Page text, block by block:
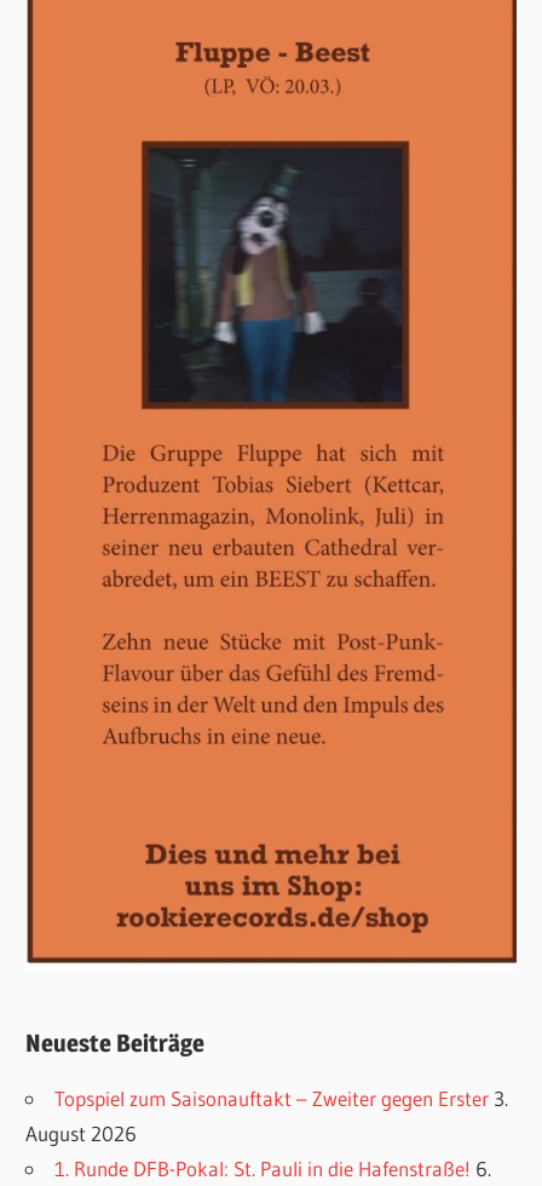
Neueste Beiträge
Topspiel zum Saisonauftakt – Zweiter gegen Erster 3.
August 2026
1. Runde DFB-Pokal: St. Pauli in die Hafenstraße! 6.